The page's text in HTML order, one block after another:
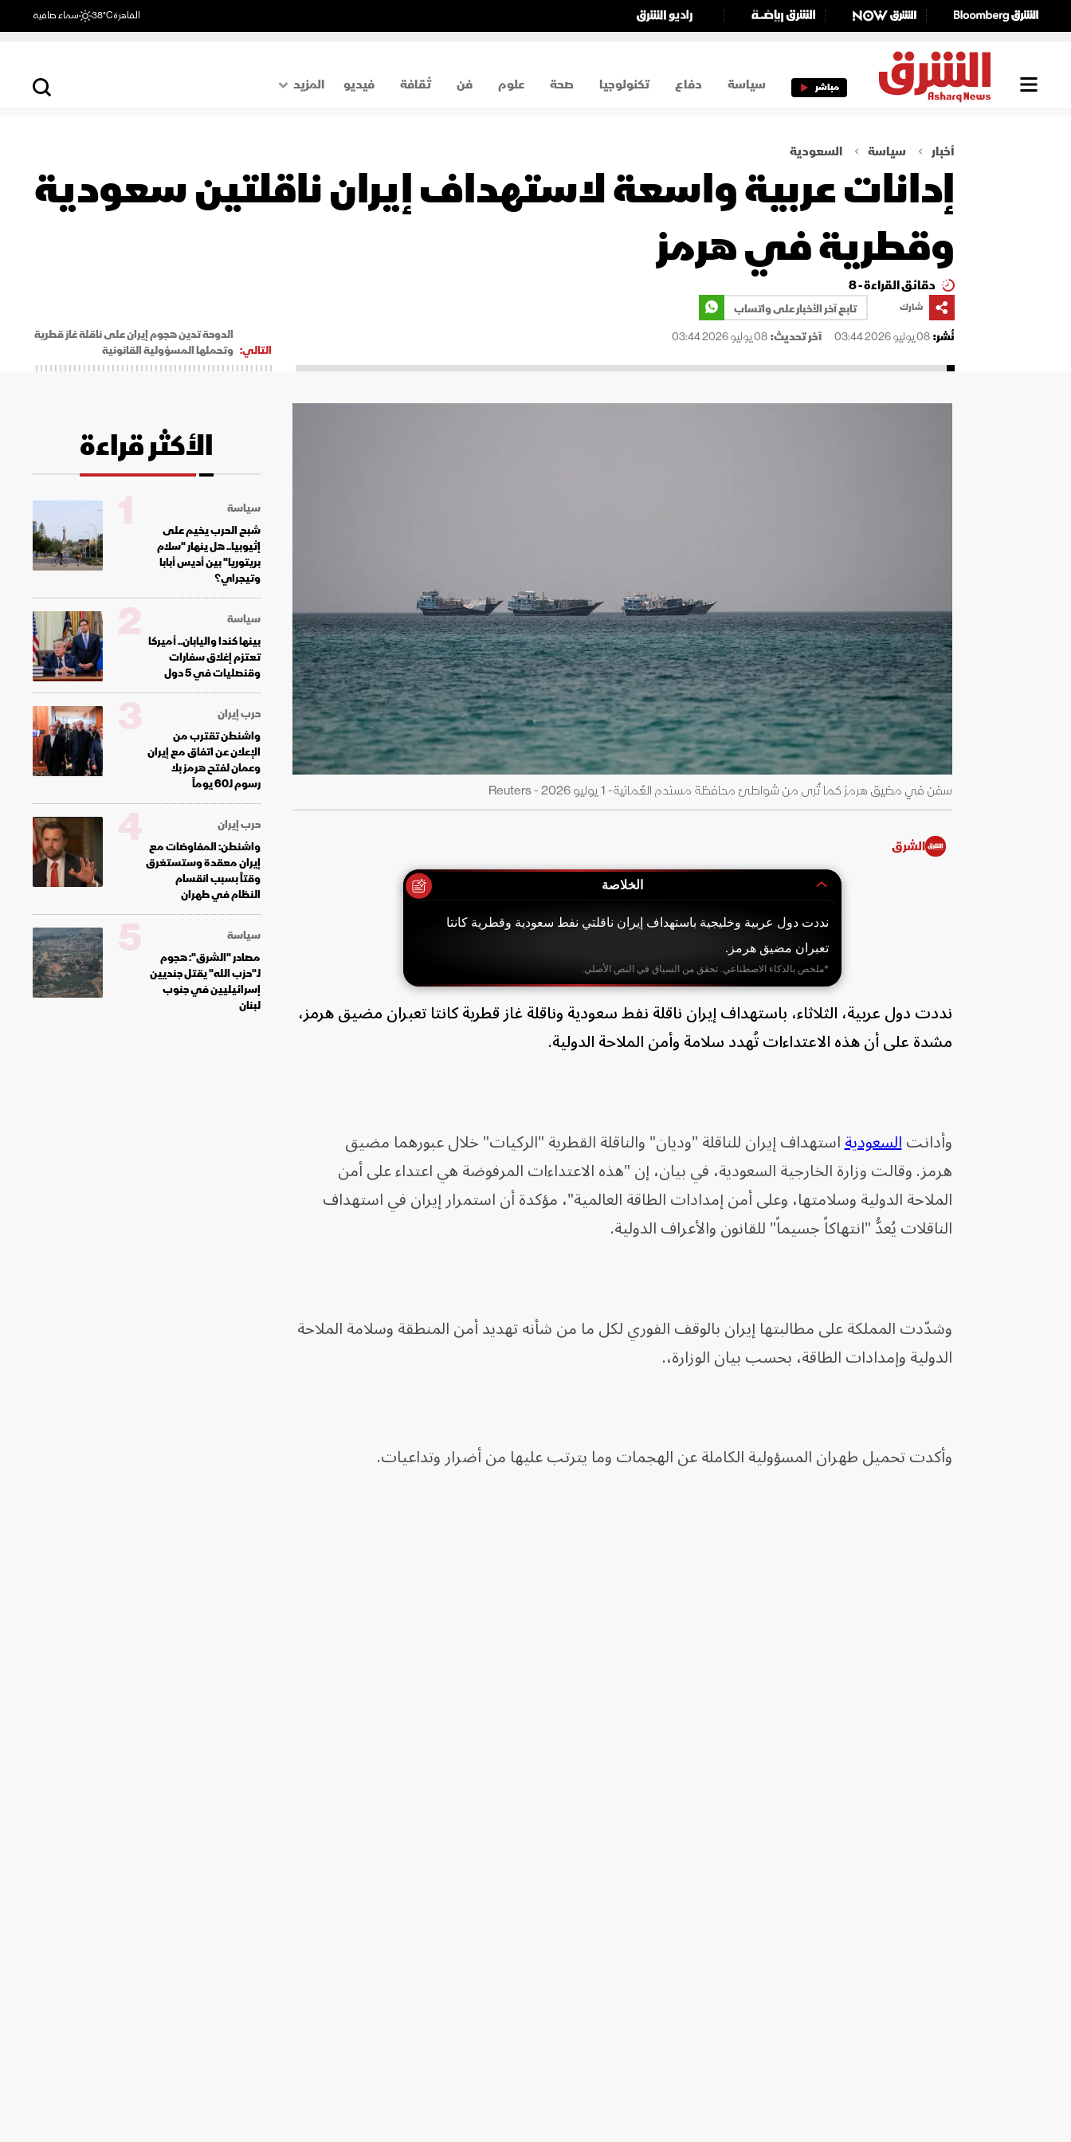
القاهرة38°C سماء صافية
مباشر سياسة دفاع تكنولوجيا صحة علوم فن ثقافة فيديو
المزيد
اقتصاد
أخبار سياسة السعودية
إدانات عربية واسعة لاستهداف إيران ناقلتين سعودية
وقطرية في هرمز
دقائق القراءة - 8
شارك
تابع آخر الأخبار على واتساب
نُشر:08 يوليو 2026 03:44 آخر تحديث:08 يوليو 2026 03:44
التالي:
الدوحة تدين هجوم إيران على ناقلة غاز قطرية
وتحملها المسؤولية القانونية
سفن في مضيق هرمز كما تُرى من شواطئ محافظة مسندم العُمانية- 1 يوليو 2026 - Reuters
الشرق
الخلاصة
نددت دول عربية وخليجية باستهداف إيران ناقلتي نفط سعودية وقطرية كانتا
تعبران مضيق هرمز.
*ملخص بالذكاء الاصطناعي. تحقق من السياق في النص الأصلي.
نددت دول عربية، الثلاثاء، باستهداف إيران ناقلة نفط سعودية وناقلة غاز قطرية كانتا تعبران مضيق هرمز،
مشدة على أن هذه الاعتداءات تُهدد سلامة وأمن الملاحة الدولية.
وأدانتالسعوديةاستهداف إيران للناقلة "وديان" والناقلة القطرية "الركيات" خلال عبورهما مضيق
هرمز. وقالت وزارة الخارجية السعودية، في بيان، إن "هذه الاعتداءات المرفوضة هي اعتداء على أمن
الملاحة الدولية وسلامتها، وعلى أمن إمدادات الطاقة العالمية"، مؤكدة أن استمرار إيران في استهداف
الناقلات يُعدُّ "انتهاكاً جسيماً" للقانون والأعراف الدولية.
وشدّدت المملكة على مطالبتها إيران بالوقف الفوري لكل ما من شأنه تهديد أمن المنطقة وسلامة الملاحة
الدولية وإمدادات الطاقة، بحسب بيان الوزارة،.
وأكدت تحميل طهران المسؤولية الكاملة عن الهجمات وما يترتب عليها من أضرار وتداعيات.
الأكثر قراءة
سياسة
شبح الحرب يخيم على
إثيوبيا.. هل ينهار "سلام
بريتوريا" بين أديس أبابا
وتيجراي؟
1
سياسة
بينها كندا واليابان.. أميركا
تعتزم إغلاق سفارات
وقنصليات في 5 دول
2
حرب إيران
واشنطن تقترب من
الإعلان عن اتفاق مع إيران
وعمان لفتح هرمز بلا
رسوم لـ60 يوماً
3
حرب إيران
واشنطن: المفاوضات مع
إيران معقدة وستستغرق
وقتاً بسبب انقسام
النظام في طهران
4
سياسة
مصادر "الشرق": هجوم
لـ"حزب الله" يقتل جنديين
إسرائيليين في جنوب
لبنان
5